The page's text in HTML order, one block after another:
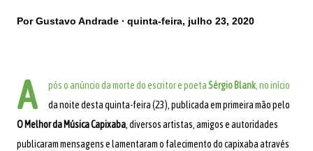
PorGustavo Andrade quinta-feira, julho 23, 2020
A pós o anúncio da morte do escritor e poetaSérgio Blank, no início
da noite desta quinta-feira (23), publicada em primeira mão pelo
O Melhor da Música Capixaba, diversos artistas, amigos e autoridades
publicaram mensagens e lamentaram o falecimento do capixaba através